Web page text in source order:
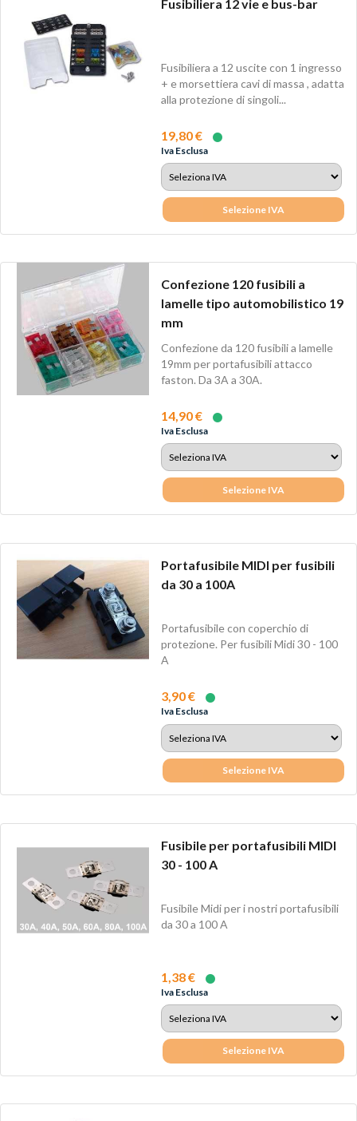
Fusibiliera 12 vie e bus-bar
Fusibiliera a 12 uscite con 1 ingresso
+ e morsettiera cavi di massa , adatta
alla protezione di singoli...
19,80 €
Iva Esclusa
Selezione IVA
Confezione 120 fusibili a
lamelle tipo automobilistico 19
mm
Confezione da 120 fusibili a lamelle
19mm per portafusibili attacco
faston. Da 3A a 30A.
14,90 €
Iva Esclusa
Selezione IVA
Portafusibile MIDI per fusibili
da 30 a 100A
Portafusibile con coperchio di
protezione. Per fusibili Midi 30 - 100
A
3,90 €
Iva Esclusa
Selezione IVA
Fusibile per portafusibili MIDI
30 - 100 A
Fusibile Midi per i nostri portafusibili
da 30 a 100 A
1,38 €
Iva Esclusa
Selezione IVA